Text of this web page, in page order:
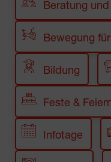
Beratung
Bewegung
Bildung
Feste &
Infotage